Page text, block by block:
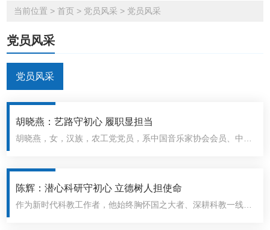
当前位置 > 首页 > 党员风采 > 党员风采
党员风采
党员风采
胡晓燕：艺路守初心 履职显担当
胡晓燕，女，汉族，农工党党员，系中国音乐家协会会员、中国
兰州市文旅总支主委，兰州市文化馆副研究馆员，兰州市政协委
员。她深耕文艺沃土数十载，始终坚守政治初心、精进专业技
艺，心怀民生、认真履职，在文艺创作与参政议政赛道双向发
陈辉：潜心科研守初心 立德树人担使命
作为新时代科教工作者，他始终胸怀国之大者、深耕科教一线，